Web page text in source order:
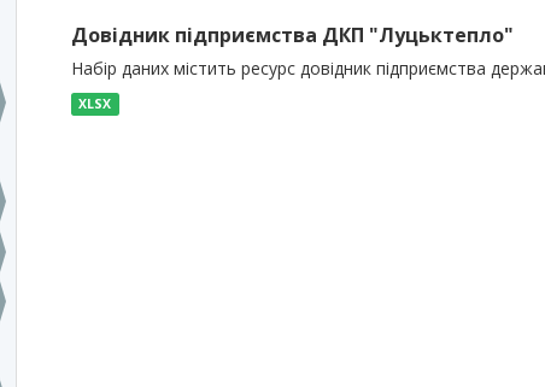
Довідник підприємства ДКП "Луцьктепло"
Набір даних містить ресурс довідник підприємства
XLSX